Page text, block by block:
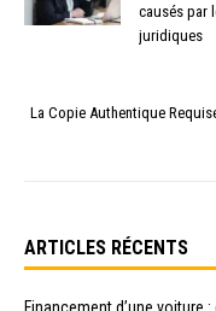
causés par
juridiques
La Copie Authentique
ARTICLES RÉCENTS
Financement d’une voiture